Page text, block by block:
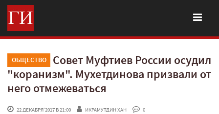
ОБЩЕСТВО
Совет Муфтиев России осудил
"коранизм". Мухетдинова призвали от
него отмежеваться
22 ДЕКАБРЯ'2017 В 21:00 ИКРАМУТДИН ХАН 0